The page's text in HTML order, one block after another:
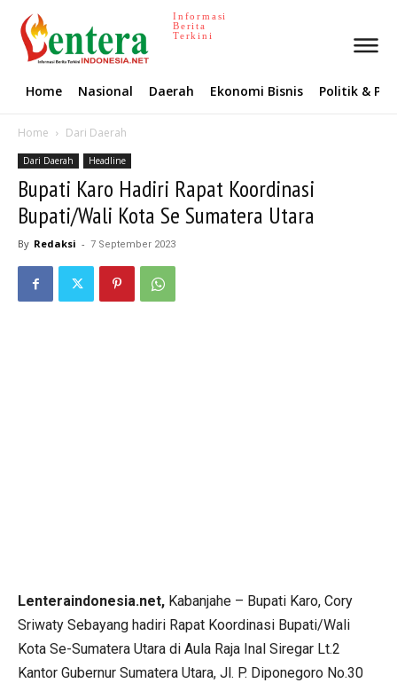
Informasi
Berita
Terkini
Home Nasional Daerah Ekonomi Bisnis Politik &
Home Dari Daerah
Dari Daerah Headline
Bupati Karo Hadiri Rapat Koordinasi
Bupati/Wali Kota Se Sumatera Utara
By Redaksi - 7 September 2023
Lenteraindonesia.net, Kabanjahe – Bupati Karo, Cory
Sriwaty Sebayang hadiri Rapat Koordinasi Bupati/Wali
Kota Se-Sumatera Utara di Aula Raja Inal Siregar Lt.2
Kantor Gubernur Sumatera Utara, Jl. P. Diponegoro No.30